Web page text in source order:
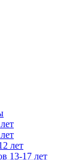
лет
13-17 лет